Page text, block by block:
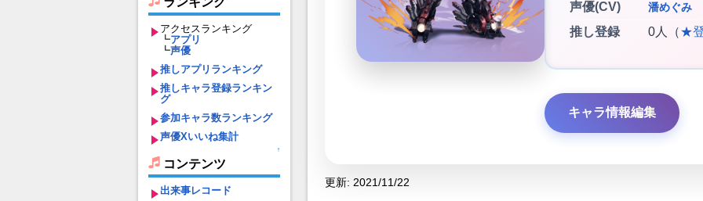
アクセスランキング
┗アプリ
┗声優
推しアプリランキング
推しキャラ登録ランキン
グ
参加キャラ数ランキング
声優Xいいね集計
↑
コンテンツ
出来事レコード
声優(CV)
潘めぐみ
推し登録 0人（★
キャラ情報編集
更新: 2021/11/22